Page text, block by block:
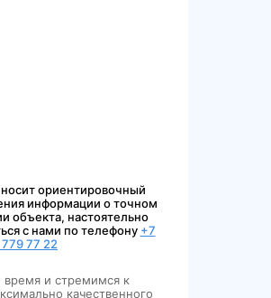
носит ориентировочный
информации о точном
объекта, настоятельно
с нами по телефону +7
77 22
и стремимся к
качественного